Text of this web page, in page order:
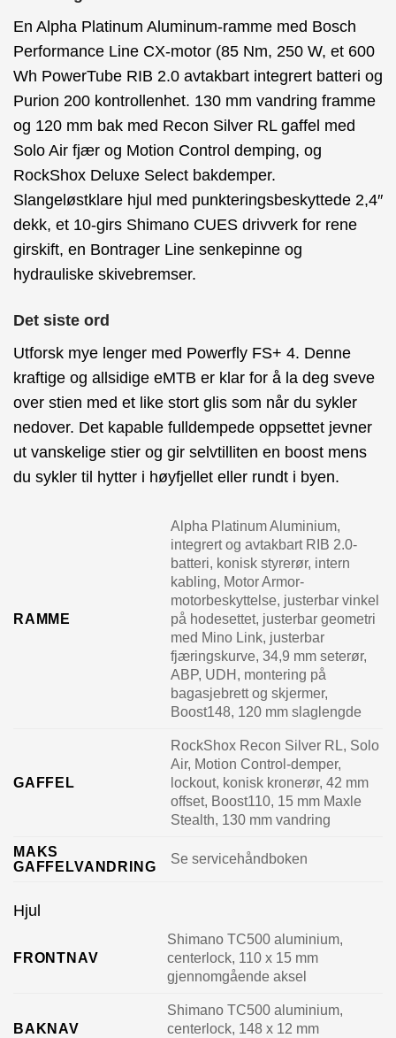
En Alpha Platinum Aluminum-ramme med Bosch
Performance Line CX-motor (85 Nm, 250 W, et 600
Wh PowerTube RIB 2.0 avtakbart integrert batteri og
Purion 200 kontrollenhet. 130 mm vandring framme
og 120 mm bak med Recon Silver RL gaffel med
Solo Air fjær og Motion Control demping, og
RockShox Deluxe Select bakdemper.
Slangeløstklare hjul med punkteringsbeskyttede 2,4″
dekk, et 10-girs Shimano CUES drivverk for rene
girskift, en Bontrager Line senkepinne og
hydrauliske skivebremser.
Det siste ord
Utforsk mye lenger med Powerfly FS+ 4. Denne
kraftige og allsidige eMTB er klar for å la deg sveve
over stien med et like stort glis som når du sykler
nedover. Det kapable fulldempede oppsettet jevner
ut vanskelige stier og gir selvtilliten en boost mens
du sykler til hytter i høyfjellet eller rundt i byen.
RAMME
Alpha Platinum Aluminium,
integrert og avtakbart RIB 2.0-
batteri, konisk styrerør, intern
kabling, Motor Armor-
motorbeskyttelse, justerbar vinkel
på hodesettet, justerbar geometri
med Mino Link, justerbar
fjæringskurve, 34,9 mm seterør,
ABP, UDH, montering på
bagasjebrett og skjermer,
Boost148, 120 mm slaglengde
GAFFEL
RockShox Recon Silver RL, Solo
Air, Motion Control-demper,
lockout, konisk kronerør, 42 mm
offset, Boost110, 15 mm Maxle
Stealth, 130 mm vandring
MAKS
GAFFELVANDRING
Se servicehåndboken
Hjul
FRONTNAV
Shimano TC500 aluminium,
centerlock, 110 x 15 mm
gjennomgående aksel
BAKNAV
Shimano TC500 aluminium,
centerlock, 148 x 12 mm